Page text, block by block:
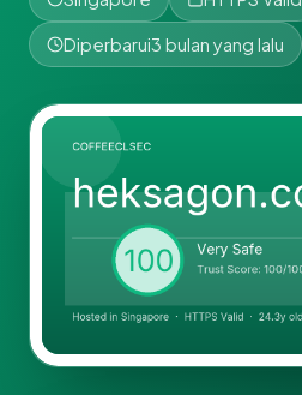
Diperbarui3 bulan yang lalu